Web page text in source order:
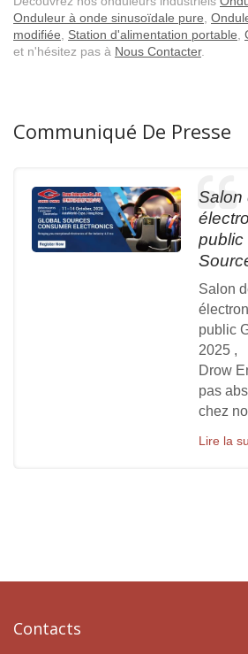
Onduleur à onde sinusoïdale pure
modifiée
Station d'alimentation portable
et n'hésitez pas à Nous Contacter.
Communiqué De Presse
Salon
public
Salon
public
2025 ,
Drow
pas
chez
Lire la
Contacts